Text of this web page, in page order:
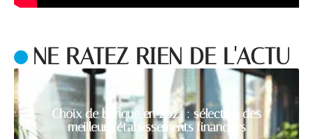
NE RATEZ RIEN DE L'ACTU
Choix de banque en 2024 : sélection des
meilleurs établissements financiers